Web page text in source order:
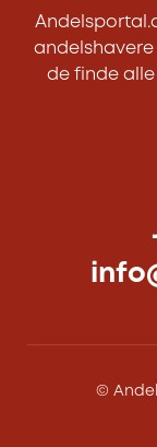
de finde
©